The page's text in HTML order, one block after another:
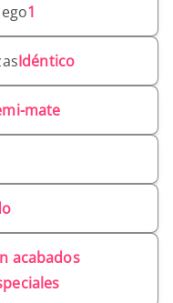
1
Idéntico
mate
acabados